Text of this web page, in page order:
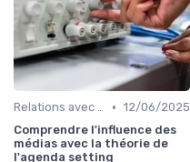
Relations avec les médias • 12/06/2025
Comprendre l'influence des
médias avec la théorie de
l'agenda setting